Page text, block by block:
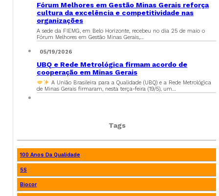
Fórum Melhores em Gestão Minas Gerais reforça
cultura da excelência e competitividade nas
organizações
A sede da FIEMG, em Belo Horizonte, recebeu no dia 25 de maio o
Fórum Melhores em Gestão Minas Gerais,…
05/19/2026
UBQ e Rede Metrológica firmam acordo de
cooperação em Minas Gerais
A União Brasileira para a Qualidade (UBQ) e a Rede Metrológica
de Minas Gerais firmaram, nesta terça-feira (19/5), um…
Tags
100 Anos Da Qualidade
5S
Biocor